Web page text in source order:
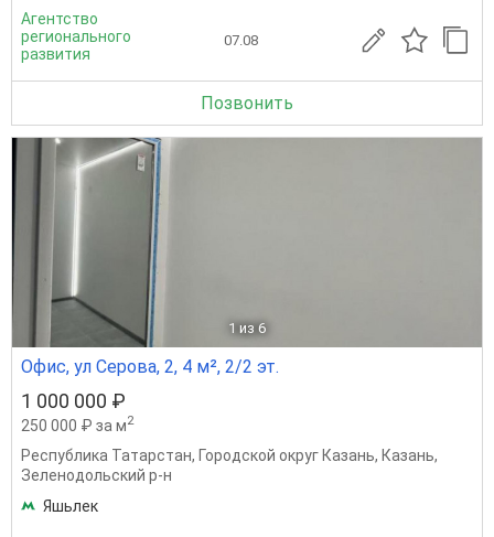
Агентство
регионального
развития
07.08
Позвонить
1 из 6
Офис, ул Серова, 2, 4 м², 2/2 эт.
1 000 000 ₽
250 000 ₽ за м2
Республика Татарстан, Городской округ Казань, Казань,
Зеленодольский р-н
Яшьлек